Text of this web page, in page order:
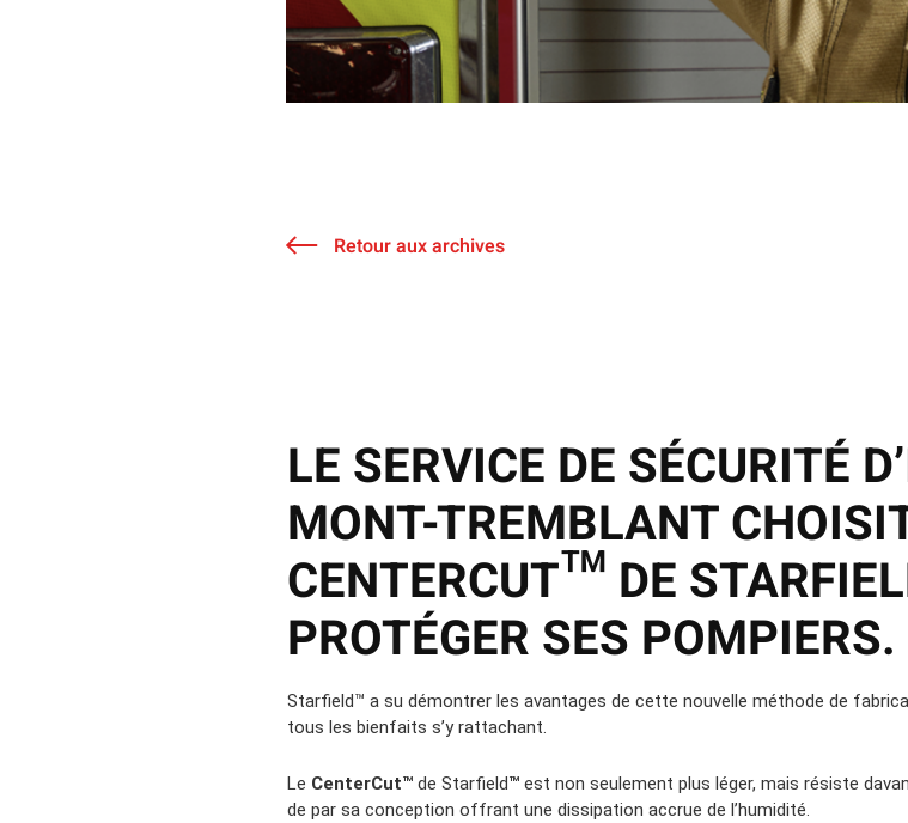
Retour aux archives
LE SERVICE DE SÉCURITÉ
MONT-TREMBLANT
CENTERCUT™ DE
PROTÉGER SES POMPIERS.
Starfield™ a su démontrer les avantages de cette nouvelle méthode de
tous les bienfaits s’y rattachant.
Le CenterCut™de Starfield™est non seulement plus léger, mais résiste
de par sa conception offrant une dissipation accrue de l’humidité.